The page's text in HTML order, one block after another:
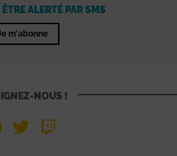
ALERTÉ PAR SMS
m'abonne
NOUS !